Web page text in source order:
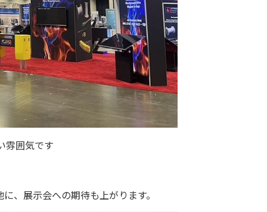
雰囲気です
、展示会への期待も上がります。